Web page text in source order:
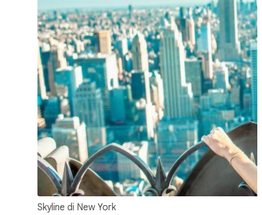
Skyline di New York